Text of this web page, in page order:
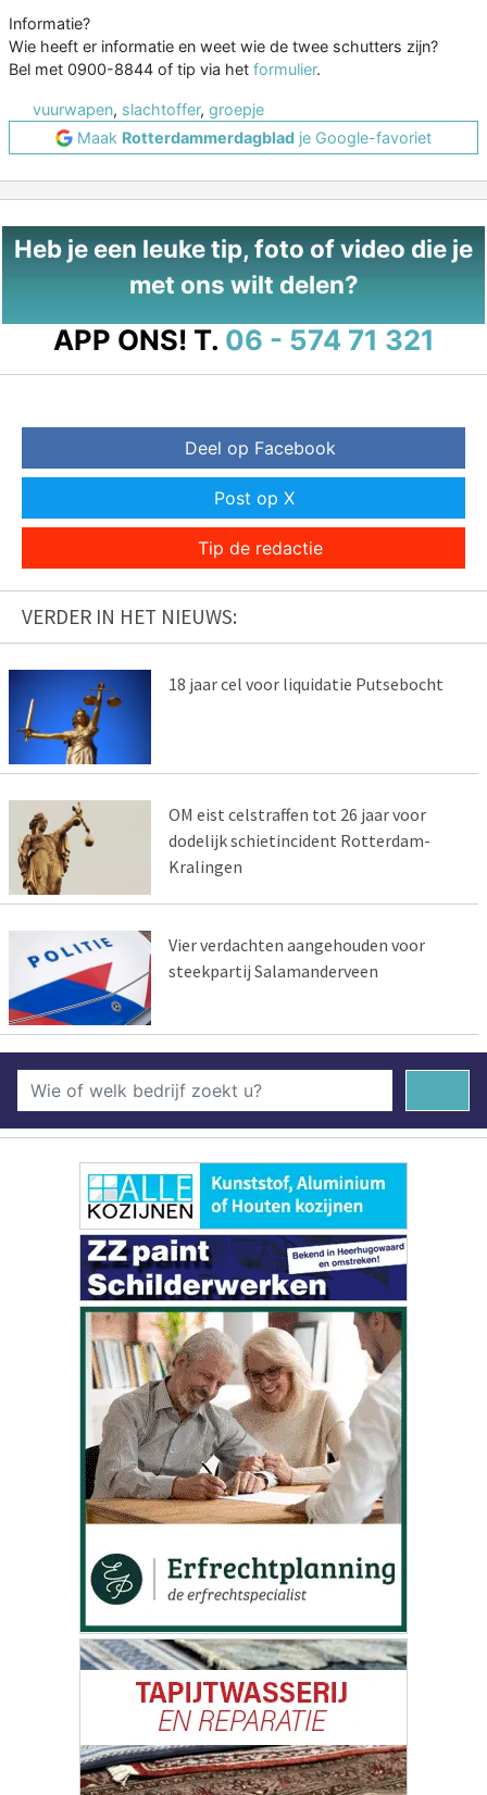
Informatie?
Wie heeft er informatie en weet wie de twee schutters zijn?
Bel met 0900-8844 of tip via het formulier.
vuurwapen, slachtoffer, groepje
Maak Rotterdammerdagblad je Google-favoriet
Heb je een leuke tip, foto of video die je
met ons wilt delen?
APP ONS! T. 06 - 574 71 321
Deel op Facebook
Post op X
Tip de redactie
VERDER IN HET NIEUWS:
18 jaar cel voor liquidatie Putsebocht
OM eist celstraffen tot 26 jaar voor
dodelijk schietincident Rotterdam-
Kralingen
Vier verdachten aangehouden voor
steekpartij Salamanderveen